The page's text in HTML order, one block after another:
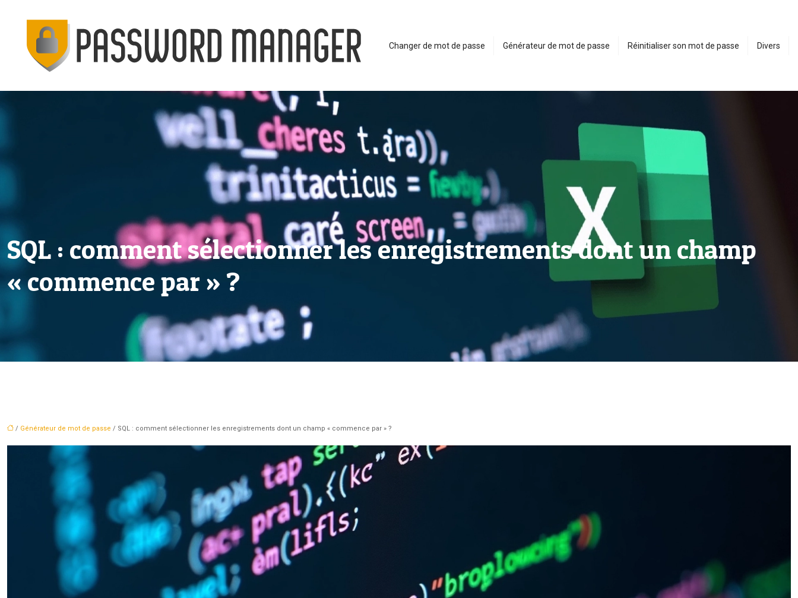
Changer de mot de passe Générateur de mot de passe Réinitialiser son mot de passe Divers
SQL : comment sélectionner les enregistrements dont un champ
« commence par » ?
/ Générateur de mot de passe / SQL : comment sélectionner les enregistrements dont un champ « commence par » ?